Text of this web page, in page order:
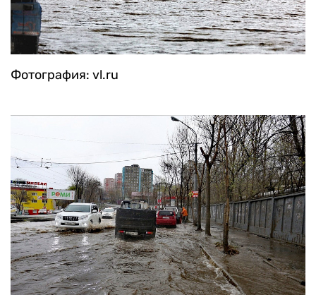
Фотография: vl.ru